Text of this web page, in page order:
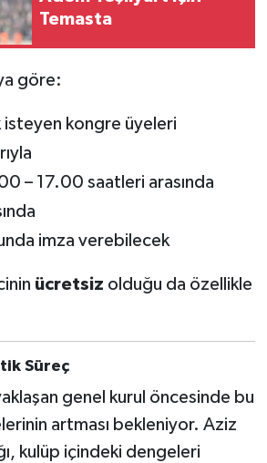
Temasta
göre:
isteyen kongre üyeleri
– 17.00 saatleri arasında
imza verebilecek
ücretsiz olduğu da özellikle
Süreç
genel kurul öncesinde bu
artması bekleniyor. Aziz
kulüp içindeki dengeleri